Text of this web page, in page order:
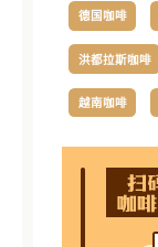
德国咖啡
洪都拉斯咖啡
越南咖啡